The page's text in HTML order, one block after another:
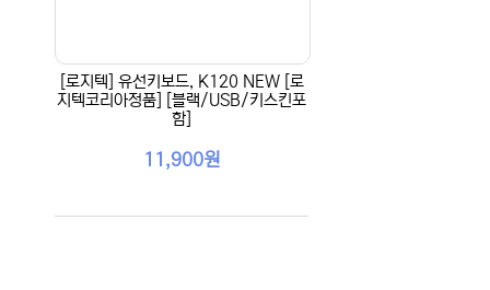
[로지텍] 유선키보드, K120 NEW [로
지텍코리아정품] [블랙/USB/키스킨포
함]
11,900원